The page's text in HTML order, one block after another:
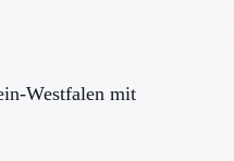
Westfalen mit